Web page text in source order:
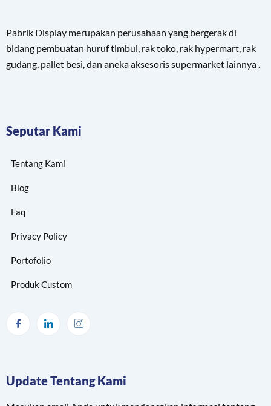
Pabrik Display merupakan perusahaan yang bergerak di
bidang pembuatan huruf timbul, rak toko, rak hypermart, rak
gudang, pallet besi, dan aneka aksesoris supermarket lainnya .
Seputar Kami
Tentang Kami
Blog
Faq
Privacy Policy
Portofolio
Produk Custom
Update Tentang Kami